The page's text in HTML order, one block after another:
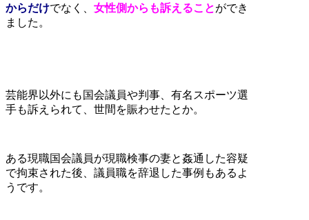
からだけでなく、 女性側からも訴えることができ
ました。
芸能界以外にも国会議員や判事、有名スポーツ選
手も訴えられて、世間を賑わせたとか。
ある現職国会議員が現職検事の妻と姦通した容疑
で拘束された後、議員職を辞退した事例もあるよ
うです。